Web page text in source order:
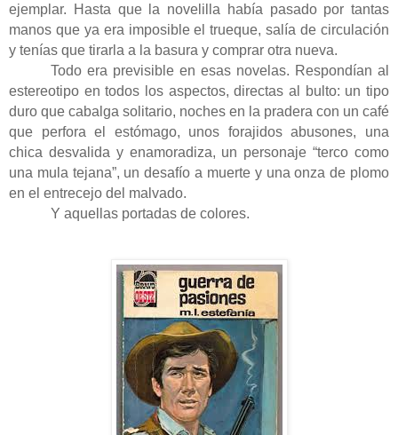
ejemplar. Hasta que la novelilla había pasado por tantas
manos que ya era imposible el trueque, salía de circulación
y tenías que tirarla a la basura y comprar otra nueva.
Todo era previsible en esas novelas. Respondían al
estereotipo en todos los aspectos, directas al bulto: un tipo
duro que cabalga solitario, noches en la pradera con un café
que perfora el estómago, unos forajidos abusones, una
chica desvalida y enamoradiza, un personaje “terco como
una mula tejana”, un desafío a muerte y una onza de plomo
en el entrecejo del malvado.
Y aquellas portadas de colores.